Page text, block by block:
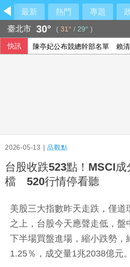
最新 熱門 專題
臺北市 30° ( 31° / 29° )
快訊 陳亭妃公布競總幹部名單 賴
2026-05-13 |品觀點
台股收跌523點！MSCI
檔 520行情停看聽
美股三大指數昨天走跌，僅道
之上，台股今天應聲走低，盤
下半場買盤進場，縮小跌勢，
1.25％，成交量1兆2038億元。